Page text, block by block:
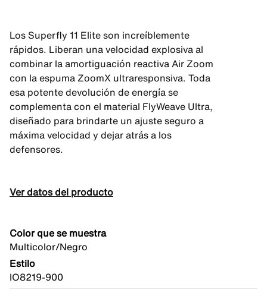
Los Superfly 11 Elite son increíblemente
rápidos. Liberan una velocidad explosiva al
combinar la amortiguación reactiva Air Zoom
con la espuma ZoomX ultraresponsiva. Toda
esa potente devolución de energía se
complementa con el material FlyWeave Ultra,
diseñado para brindarte un ajuste seguro a
máxima velocidad y dejar atrás a los
defensores.
Ver datos del producto
Color que se muestra
Multicolor/Negro
Estilo
IO8219-900